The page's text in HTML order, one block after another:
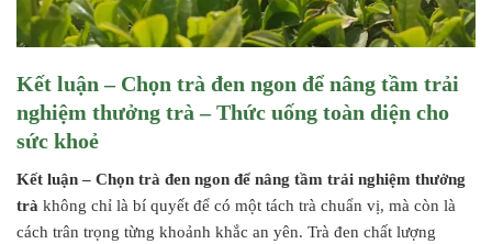
Kết luận – Chọn trà đen ngon để nâng tầm trải
nghiệm thưởng trà – Thức uống toàn diện cho
sức khoẻ
Kết luận – Chọn trà đen ngon để nâng tầm trải nghiệm thưởng
trà không chỉ là bí quyết để có một tách trà chuẩn vị, mà còn là
cách trân trọng từng khoảnh khắc an yên. Trà đen chất lượng